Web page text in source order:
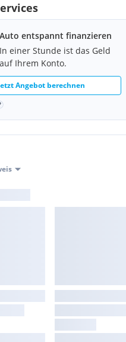
Auto entspannt finanzieren
In einer Stunde ist das Geld
auf Ihrem Konto.
Angebot berechnen